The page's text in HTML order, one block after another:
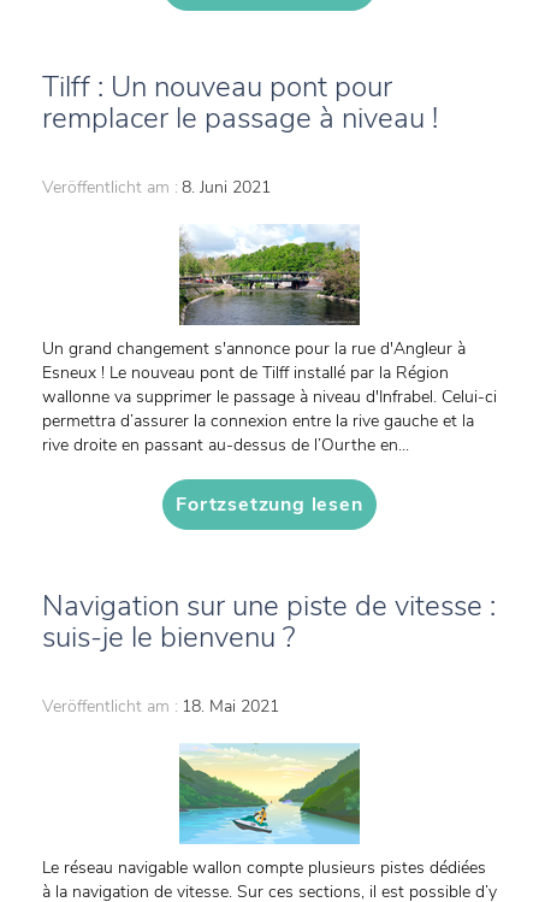
Tilff : Un nouveau pont pour
remplacer le passage à niveau !
Veröffentlicht am : 8. Juni 2021
Un grand changement s'annonce pour la rue d'Angleur à
Esneux ! Le nouveau pont de Tilff installé par la Région
wallonne va supprimer le passage à niveau d'Infrabel. Celui-ci
permettra d’assurer la connexion entre la rive gauche et la
rive droite en passant au-dessus de l’Ourthe en...
Fortzsetzung lesen
Navigation sur une piste de vitesse :
suis-je le bienvenu ?
Veröffentlicht am : 18. Mai 2021
Le réseau navigable wallon compte plusieurs pistes dédiées
à la navigation de vitesse. Sur ces sections, il est possible d’y